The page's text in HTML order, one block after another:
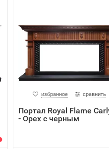
избранное сравнить
Портал Royal Flame
- Орех с черным